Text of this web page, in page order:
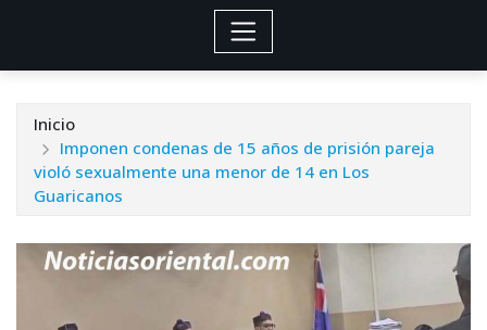
Inicio
Imponen condenas de 15 años de prisión pareja
violó sexualmente una menor de 14 en Los
Guaricanos